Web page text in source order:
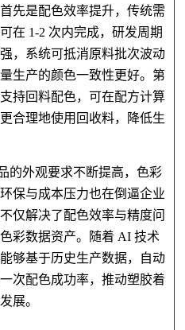
先是配色效率提升，传统需
在 1-2 次内完成，研发周期
，系统可抵消原料批次波动
生产的颜色一致性更好。第
持回料配色，可在配方计算
合理地使用回收料，降低生
的外观要求不断提高，色彩
保与成本压力也在倒逼企业
仅解决了配色效率与精度问
彩数据资产。随着 AI 技术
够基于历史生产数据，自动
次配色成功率，推动塑胶着
展。